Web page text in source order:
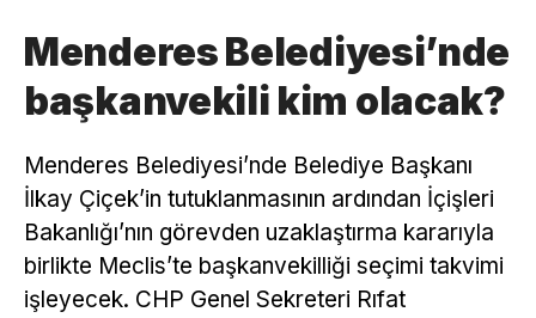
Menderes Belediyesi’nde
başkanvekili kim olacak?
Menderes Belediyesi’nde Belediye Başkanı
İlkay Çiçek’in tutuklanmasının ardından İçişleri
Bakanlığı’nın görevden uzaklaştırma kararıyla
birlikte Meclis’te başkanvekilliği seçimi takvimi
işleyecek. CHP Genel Sekreteri Rıfat